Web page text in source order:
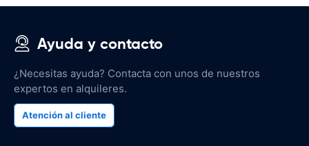
Ayuda y contacto
¿Necesitas ayuda? Contacta con unos de nuestros
expertos en alquileres.
Atención al cliente